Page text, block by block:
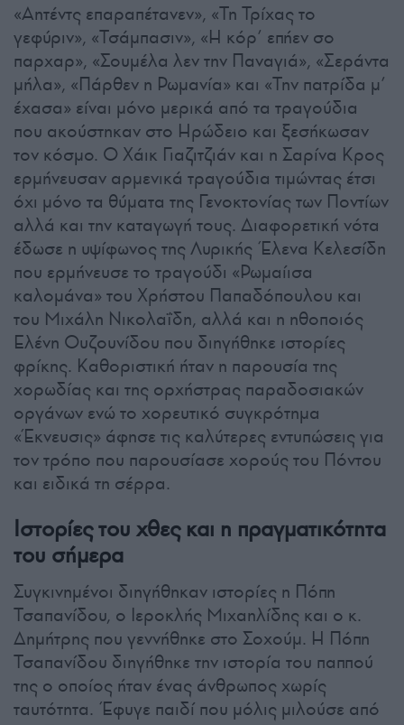
«Αητέντς επαραπέτανεν», «Τη Τρίχας το
γεφύριν», «Τσάμπασιν», «Η κόρ’ επήεν σο
παρχαρ», «Σουμέλα λεν την Παναγιά», «Σεράντα
μήλα», «Πάρθεν η Ρωμανία» και «Την πατρίδα μ’
έχασα» είναι μόνο μερικά από τα τραγούδια
που ακούστηκαν στο Ηρώδειο και ξεσήκωσαν
τον κόσμο. Ο Χάικ Γιαζιτζιάν και η Σαρίνα Κρος
ερμήνευσαν αρμενικά τραγούδια τιμώντας έτσι
όχι μόνο τα θύματα της Γενοκτονίας των Ποντίων
αλλά και την καταγωγή τους. Διαφορετική νότα
έδωσε η υψίφωνος της Λυρικής Έλενα Κελεσίδη
που ερμήνευσε το τραγούδι «Ρωμαίισα
καλομάνα» του Χρήστου Παπαδόπουλου και
του Μιχάλη Νικολαΐδη, αλλά και η ηθοποιός
Ελένη Ουζουνίδου που διηγήθηκε ιστορίες
φρίκης. Καθοριστική ήταν η παρουσία της
χορωδίας και της ορχήστρας παραδοσιακών
οργάνων ενώ το χορευτικό συγκρότημα
«Έκνευσις» άφησε τις καλύτερες εντυπώσεις για
τον τρόπο που παρουσίασε χορούς του Πόντου
και ειδικά τη σέρρα.
Ιστορίες του χθες και η πραγματικότητα
του σήμερα
Συγκινημένοι διηγήθηκαν ιστορίες η Πόπη
Τσαπανίδου, ο Ιεροκλής Μιχαηλίδης και ο κ.
Δημήτρης που γεννήθηκε στο Σοχούμ. Η Πόπη
Τσαπανίδου διηγήθηκε την ιστορία του παππού
της ο οποίος ήταν ένας άνθρωπος χωρίς
ταυτότητα. Έφυγε παιδί που μόλις μιλούσε από